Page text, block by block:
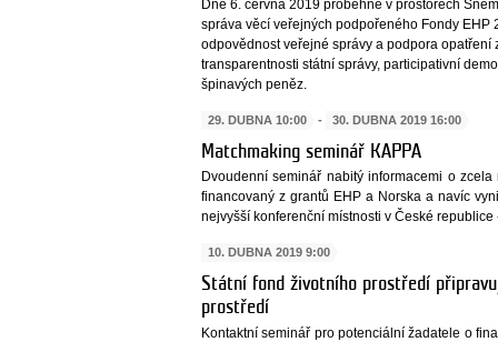
Dne 6. června 2019 proběhne v prostorech
správa věcí veřejných podpořeného Fondy
odpovědnost veřejné správy a podpora opatření
transparentnosti státní správy, participativní
špinavých peněz.
29. DUBNA 10:00 - 30. DUBNA 2019 16:00
Matchmaking seminář KAPPA
Dvoudenní seminář nabitý informacemi o
financovaný z grantů EHP a Norska a navíc
nejvyšší konferenční místnosti v České republice
10. DUBNA 2019 9:00
Státní fond životního prostředí
prostředí
Kontaktní seminář pro potenciální žadatele o